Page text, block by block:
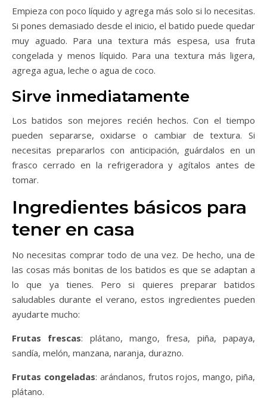
Empieza con poco líquido y agrega más solo si lo necesitas.
Si pones demasiado desde el inicio, el batido puede quedar
muy aguado. Para una textura más espesa, usa fruta
congelada y menos líquido. Para una textura más ligera,
agrega agua, leche o agua de coco.
Sirve inmediatamente
Los batidos son mejores recién hechos. Con el tiempo
pueden separarse, oxidarse o cambiar de textura. Si
necesitas prepararlos con anticipación, guárdalos en un
frasco cerrado en la refrigeradora y agítalos antes de
tomar.
Ingredientes básicos para
tener en casa
No necesitas comprar todo de una vez. De hecho, una de
las cosas más bonitas de los batidos es que se adaptan a
lo que ya tienes. Pero si quieres preparar batidos
saludables durante el verano, estos ingredientes pueden
ayudarte mucho:
Frutas frescas: plátano, mango, fresa, piña, papaya,
sandía, melón, manzana, naranja, durazno.
Frutas congeladas: arándanos, frutos rojos, mango, piña,
plátano.